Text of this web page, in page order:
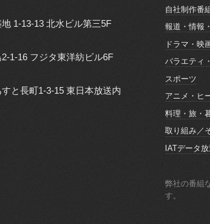
1-13-13 北水ビル第三5F
1-16 フジタ東洋紡ビル6F
と長町1-3-15 東日本放送内
自社制作番
自社制作番組
報道・情報
報道・情報
ドラマ・映
バラエティ
スポーツ
アニメ・ヒ
アニメ・ヒ
料理・旅・
料理・旅・
取り組み／
取り組み／
IATデータ
弊社の番組
す。